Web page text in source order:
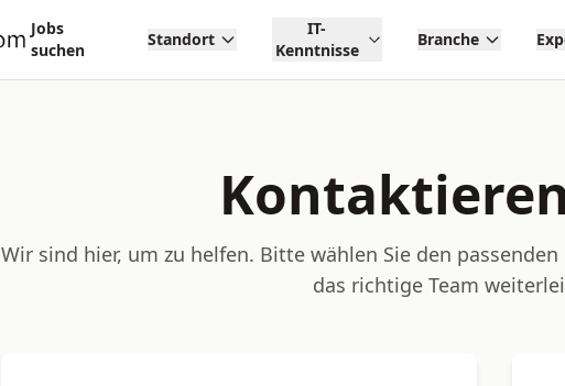
Jobs
suchen
Standort
IT-
Kenntnisse
Branche
Wir sind hier, um zu helfen. Bitte wählen Sie den
das richtige Team